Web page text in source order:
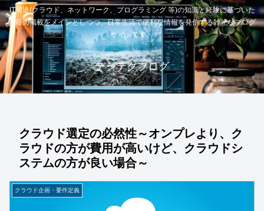
IT関連(クラウド、ネットワーク、プログラミング 等)の知識と経験に基づいた
情報の掲載をメインとしつつ、日常生活で便利な情報を発信する雑記なブログ
サイトです。
デジテクブログ
クラウド選定の必然性～オンプレより、ク
ラウドの方が費用が高いけど、クラウドシ
ステムの方が良い場合～
クラウド企画・要件定義